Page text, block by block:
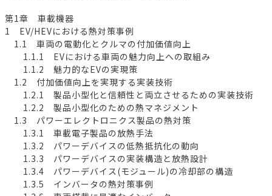
第1章 車載機器
1 EV/HEVにおける熱対策事例
1.1 車両の電動化とクルマの付加価値向上
1.1.1 EVにおける車両の魅力向上への取組み
1.1.2 魅力的なEVの実現策
1.2 付加価値向上を実現する実装技術
1.2.1 製品小型化と信頼性と両立させるための実装技術
1.2.2 製品小型化のための熱マネジメント
1.3 パワーエレクトロニクス製品の熱対策
1.3.1 車載電子製品の放熱手法
1.3.2 パワーデバイスの低熱抵抗化の動向
1.3.3 パワーデバイスの実装構造と放熱設計
1.3.4 パワーデバイス(モジュール)の冷却部の構造
1.3.5 インバータの熱対策事例